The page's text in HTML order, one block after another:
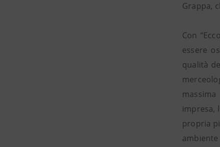
Grappa,
Con
essere
qualità
impresa,
propria